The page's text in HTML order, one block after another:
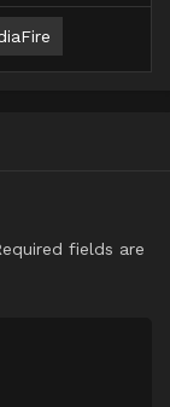
fields are